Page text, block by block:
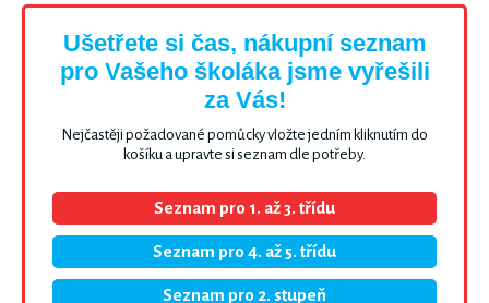
Ušetřete si čas, nákupní seznam
pro Vašeho školáka jsme vyřešili
za Vás!
Nejčastěji požadované pomůcky vložte jedním kliknutím do
košíku a upravte si seznam dle potřeby.
Seznam pro 1. až 3. třídu
Seznam pro 4. až 5. třídu
Seznam pro 2. stupeň